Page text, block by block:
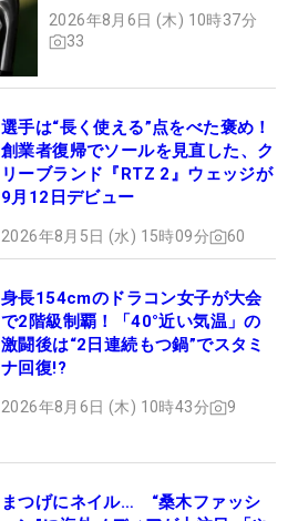
2026年8月6日 (木) 10時37分
33
選手は“長く使える”点をべた褒め！
創業者復帰でソールを見直した、ク
リーブランド『RTZ 2』ウェッジが
9月12日デビュー
2026年8月5日 (水) 15時09分 60
身長154cmのドラコン女子が大会
で2階級制覇！「40°近い気温」の
激闘後は“2日連続もつ鍋”でスタミ
ナ回復!?
2026年8月6日 (木) 10時43分 9
まつげにネイル… “桑木ファッシ